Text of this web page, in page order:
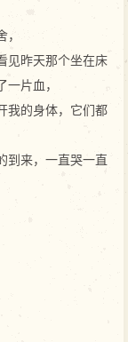
见昨天那个坐在床
片血，
我的身体，它们都
到来，一直哭一直